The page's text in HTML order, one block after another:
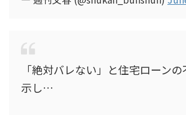
「絶対バレない」と住宅ローン
示し…